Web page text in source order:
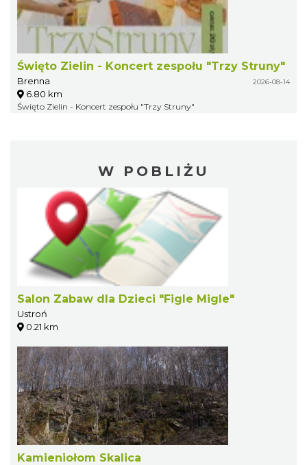
Święto Zielin - Koncert zespołu "Trzy Struny"
Brenna 2026-08-14
6.80 km
Święto Zielin - Koncert zespołu "Trzy Struny"
W POBLIŻU
Salon Zabaw dla Dzieci "Figle Migle"
Ustroń
0.21 km
Kamieniołom Skalica